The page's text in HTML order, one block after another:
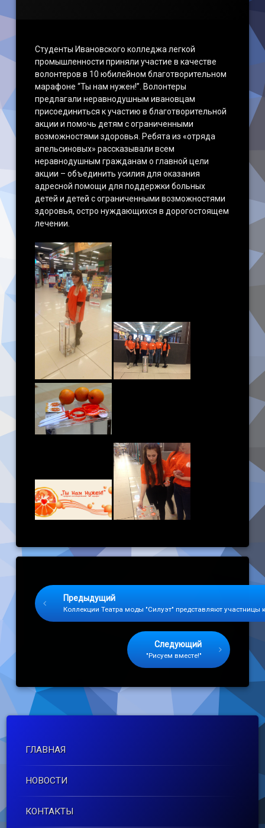
Студенты Ивановского колледжа легкой
промышленности приняли участие в качестве
волонтеров в 10 юбилейном благотворительном
марафоне “Ты нам нужен!”. Волонтеры
предлагали неравнодушным ивановцам
присоединиться к участию в благотворительной
акции и помочь детям с ограниченными
возможностями здоровья. Ребята из «отряда
апельсиновых» рассказывали всем
неравнодушным гражданам о главной цели
акции – объединить усилия для оказания
адресной помощи для поддержки больных
детей и детей с ограниченными возможностями
здоровья, остро нуждающихся в дорогостоящем
лечении.
Предыдущий
Коллекции Театра моды "Силуэт" представляют участницы
Следующий
"Рисуем вместе!"
ГЛАВНАЯ
НОВОСТИ
КОНТАКТЫ